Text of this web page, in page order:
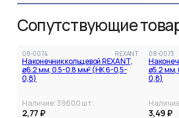
Сопутствующие
08-0074 REXANT
Наконечник кольцевой REXANT,
ø6.2 мм, 0.5-0.8 мм² (НК 6-0,5-
0,8)
Наличие: 39600 шт.
2,77 ₽
08-0073
ø5.2 мм,
0,8)
3,49 ₽